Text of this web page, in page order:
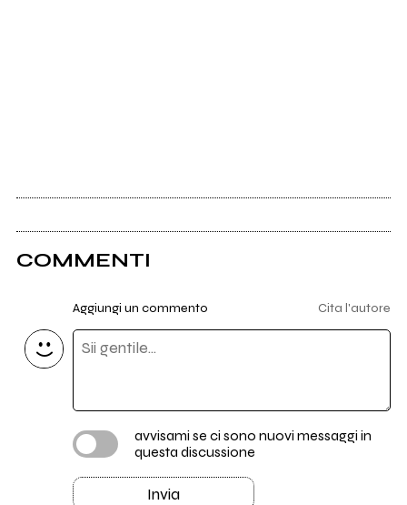
COMMENTI
Aggiungi un commento Cita l'autore
avvisami se ci sono nuovi messaggi in
questa discussione
Invia